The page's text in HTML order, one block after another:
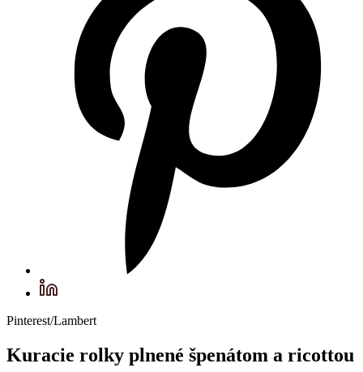
Pinterest/Lambert
Kuracie rolky plnené špenátom a ricottou